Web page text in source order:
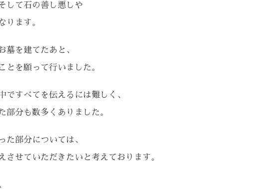
して石の善し悪しや
ります。
墓を建てたあと、
とを願って行いました。
ですべてを伝えるには難しく、
部分も数多くありました。
た部分については、
させていただきたいと考えております。